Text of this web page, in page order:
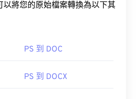
以將您的原始檔案轉換為以下其
PS 到 DOC
PS 到 DOCX